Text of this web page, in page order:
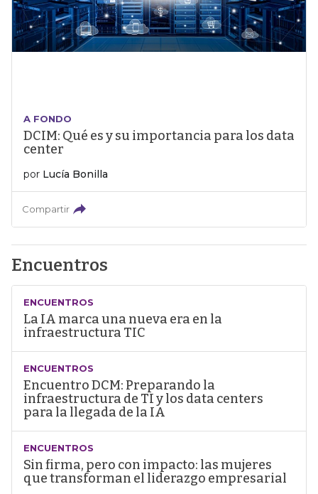
A FONDO
DCIM: Qué es y su importancia para los data
center
por Lucía Bonilla
Compartir
Encuentros
ENCUENTROS
La IA marca una nueva era en la
infraestructura TIC
ENCUENTROS
Encuentro DCM: Preparando la
infraestructura de TI y los data centers
para la llegada de la IA
ENCUENTROS
Sin firma, pero con impacto: las mujeres
que transforman el liderazgo empresarial